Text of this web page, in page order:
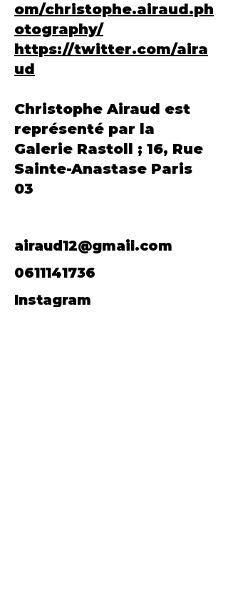
om/christophe.airaud.ph
otography/
https://twitter.com/aira
ud
Christophe Airaud est
représenté par la
Galerie Rastoll ; 16, Rue
Sainte-Anastase Paris
03
airaud12@gmail.com
0611141736
Instagram